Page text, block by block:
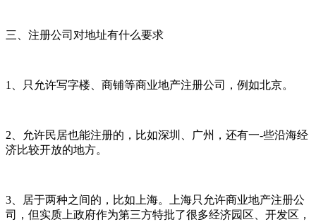
三、注册公司对地址有什么要求
1、只允许写字楼、商铺等商业地产注册公司，例如北京。
2、允许民居也能注册的，比如深圳、广州，还有一-些沿海经
济比较开放的地方。
3、居于两种之间的，比如上海。上海只允许商业地产注册公
司，但实质上政府作为第三方特批了很多经济园区、开发区，